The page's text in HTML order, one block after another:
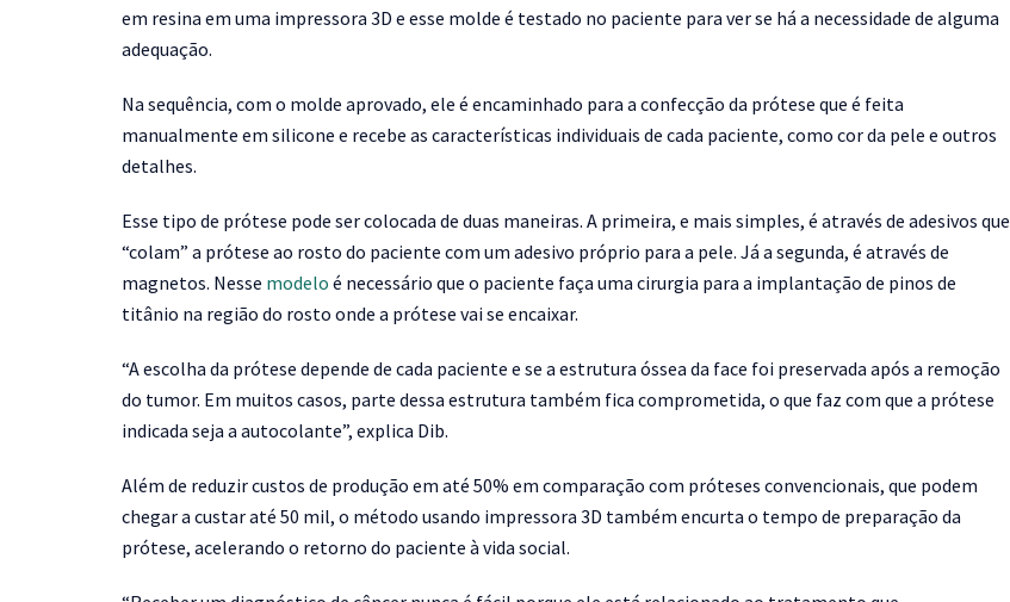
em resina em uma impressora 3D e esse molde é testado no paciente para ver se há a necessidade de alguma
adequação.
Na sequência, com o molde aprovado, ele é encaminhado para a confecção da prótese que é feita
manualmente em silicone e recebe as características individuais de cada paciente, como cor da pele e outros
detalhes.
Esse tipo de prótese pode ser colocada de duas maneiras. A primeira, e mais simples, é através de adesivos que
“colam” a prótese ao rosto do paciente com um adesivo próprio para a pele. Já a segunda, é através de
magnetos. Nesse modelo é necessário que o paciente faça uma cirurgia para a implantação de pinos de
titânio na região do rosto onde a prótese vai se encaixar.
“A escolha da prótese depende de cada paciente e se a estrutura óssea da face foi preservada após a remoção
do tumor. Em muitos casos, parte dessa estrutura também fica comprometida, o que faz com que a prótese
indicada seja a autocolante”, explica Dib.
Além de reduzir custos de produção em até 50% em comparação com próteses convencionais, que podem
chegar a custar até 50 mil, o método usando impressora 3D também encurta o tempo de preparação da
prótese, acelerando o retorno do paciente à vida social.